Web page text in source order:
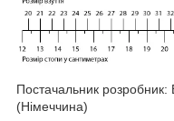
Постачальник
(Німеччина)